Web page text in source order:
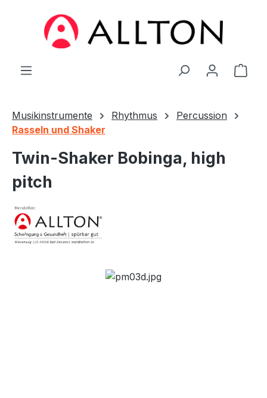
Zum Hauptinhalt springen
Musikinstrumente Rhythmus
Percussion
Rasseln und Shaker
Twin-Shaker Bobinga, high
pitch
Bildergalerie überspringen